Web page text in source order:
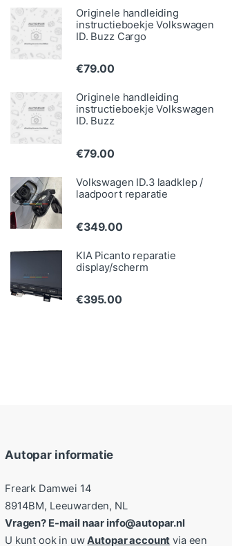
Originele handleiding
instructieboekje Volkswagen
ID. Buzz Cargo
€79.00
Originele handleiding
instructieboekje Volkswagen
ID. Buzz
€79.00
Volkswagen ID.3 laadklep /
laadpoort reparatie
€349.00
KIA Picanto reparatie
display/scherm
€395.00
Autopar informatie
Freark Damwei 14
8914BM, Leeuwarden, NL
Vragen? E-mail naar info@autopar.nl
U kunt ook in uwAutopar account via een